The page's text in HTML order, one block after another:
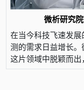
微析研究
在当今科技飞速发
测的需求日益增长
这片领域中脱颖而出